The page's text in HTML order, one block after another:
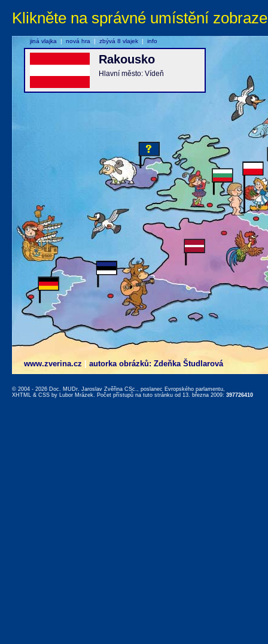
Klikněte na správné umístění
www.zverina.cz autorka obrázků: Zdeňka Študlarová
Rakousko
Hlavní město: Vídeň
jiná vlajka | nová hra | zbývá 8 vlajek | info
© 2004 - 2026 Doc. MUDr. Jaroslav Zvěřina CSc., poslanec Evropského parlamentu,
XHTML & CSS by Lubor Mrázek. Počet přístupů na tuto stránku od 13. března 2009: 397726410